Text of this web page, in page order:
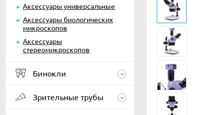
Аксессуары универсальные
Аксессуары биологических
микроскопов
Аксессуары
стереомикроскопов
Бинокли
Зрительные трубы